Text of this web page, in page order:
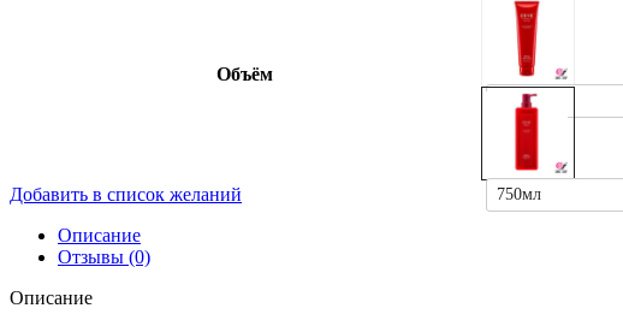
Объём
288мл
750мл
Добавить в список желаний
Описание
Отзывы (0)
Описание